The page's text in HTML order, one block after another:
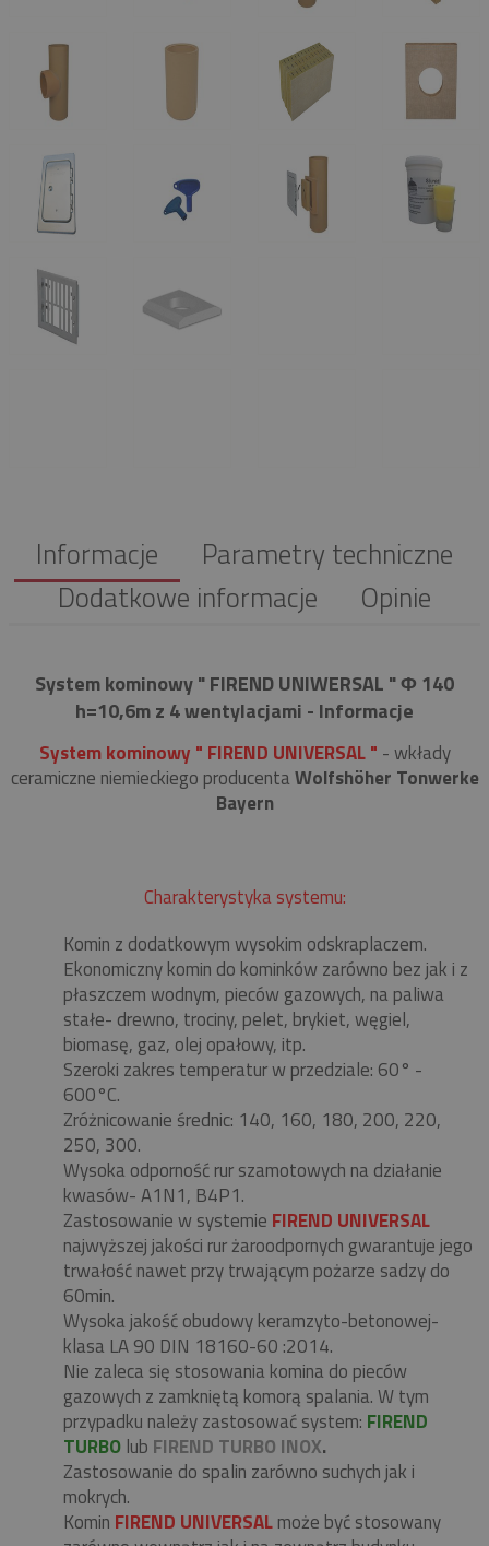
Informacje
Parametry techniczne
Dodatkowe informacje
Opinie
System kominowy " FIREND UNIWERSAL " Φ 140
h=10,6m z 4 wentylacjami - Informacje
System kominowy " FIREND UNIVERSAL " - wkłady
ceramiczne niemieckiego producentaWolfshöher Tonwerke
Bayern
Charakterystyka systemu:
Komin z dodatkowym wysokim odskraplaczem.
Ekonomiczny komin do kominków zarówno bez jak i z
płaszczem wodnym, pieców gazowych, na paliwa
stałe- drewno, trociny, pelet, brykiet, węgiel,
biomasę, gaz, olej opałowy, itp.
Szeroki zakres temperatur w przedziale: 60° -
600°C.
Zróżnicowanie średnic: 140, 160, 180, 200, 220,
250, 300.
Wysoka odporność rur szamotowych na działanie
kwasów- A1N1, B4P1.
Zastosowanie w systemie FIREND UNIVERSAL
najwyższej jakości rur żaroodpornych gwarantuje jego
trwałość nawet przy trwającym pożarze sadzy do
60min.
Wysoka jakość obudowy keramzyto-betonowej-
klasa LA 90 DIN 18160-60 :2014.
Nie zaleca się stosowania komina do pieców
gazowych z zamkniętą komorą spalania. W tym
przypadku należy zastosować system: FIREND
TURBO lub FIREND TURBO INOX.
Zastosowanie do spalin zarówno suchych jak i
mokrych.
Komin FIREND UNIVERSALmoże być stosowany